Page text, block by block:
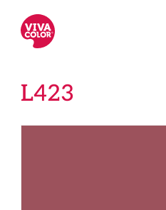
L423